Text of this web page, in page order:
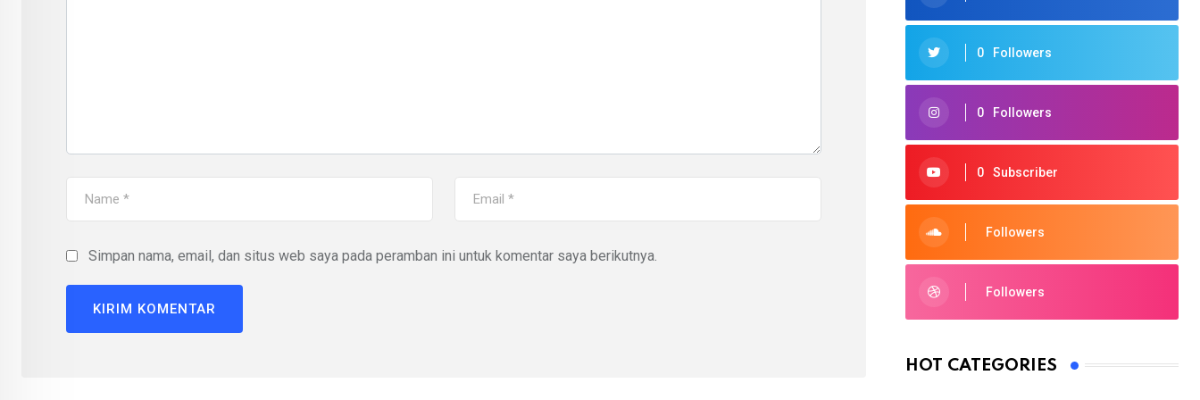
Simpan nama, email, dan situs web saya pada peramban ini untuk komentar saya berikutnya.
0 Followers
0 Followers
0 Subscriber
Followers
Followers
HOT CATEGORIES